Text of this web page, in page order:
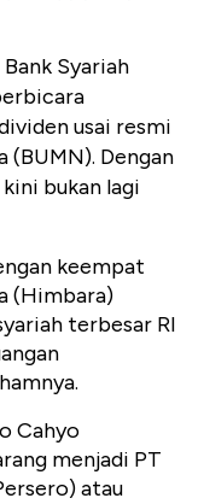
Syariah
usai resmi
(BUMN). Dengan
bukan lagi
keempat
(Himbara)
terbesar RI
Cahyo
menjadi PT
atau